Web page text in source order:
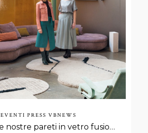
EVENTI PRESS VBNEWS
Notevoli le nostre pareti in vetro fusione su Living!